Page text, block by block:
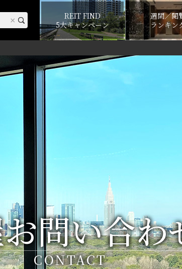
REIT FIND
5大キャンペーン
週間／閲
ランキン
問い合わ
CONTACT